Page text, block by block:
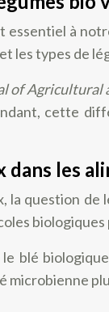
essentiel à
les types de
of Agricultural
cette
les
la question
blé